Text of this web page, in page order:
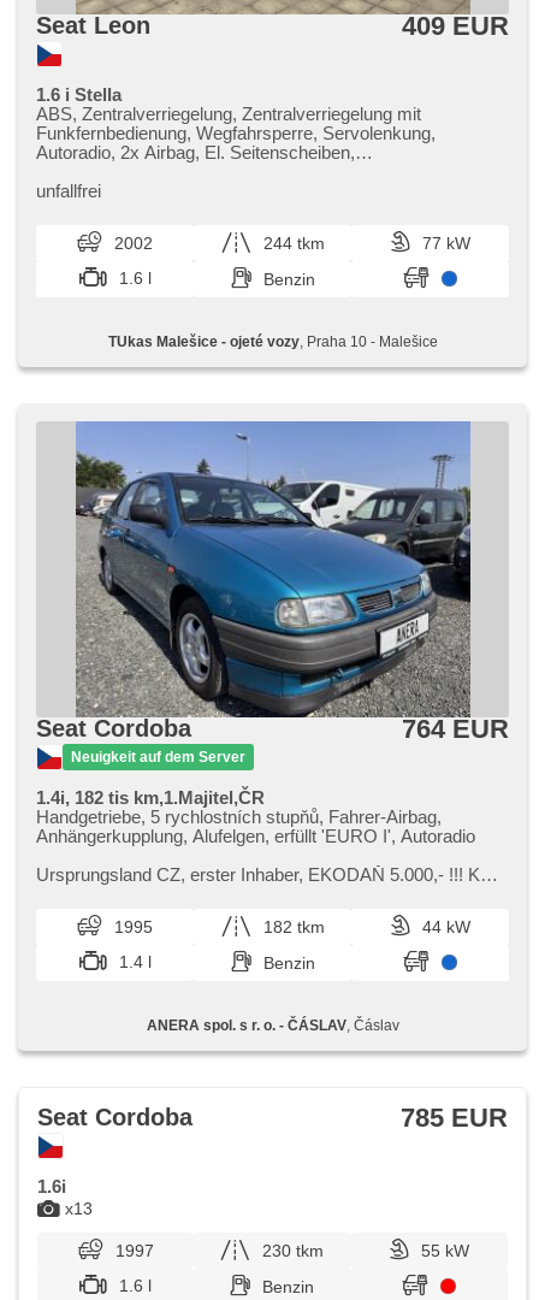
Seat Leon 409 EUR
1.6 i Stella
ABS, Zentralverriegelung, Zentralverriegelung mit
Funkfernbedienung, Wegfahrsperre, Servolenkung,
Autoradio, 2x Airbag, El. Seitenscheiben,
Handgetriebe, Lenkrad einstellbar, Fahrer-Airbag,
unfallfrei
2002 244 tkm
77 kW
1.6 l
Benzin
TUkas Malešice - ojeté vozy, Praha 10 - Malešice
Seat Cordoba
Neuigkeit auf dem Server
764 EUR
1.4i, 182 tis km,1.Majitel,ČR
Handgetriebe, 5 rychlostních stupňů, Fahrer-Airbag,
Anhängerkupplung, Alufelgen, erfüllt 'EURO I', Autoradio
Ursprungsland CZ,​ erster Inhaber,​ EKODAŇ 5.000,​​- !!! K
1995 182 tkm
44 kW
1.4 l
Benzin
ANERA spol. s r. o. - ČÁSLAV, Čáslav
x13
Seat Cordoba 785 EUR
1.6i
1997 230 tkm
55 kW
1.6 l
Benzin